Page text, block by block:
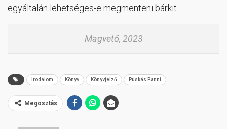
egyáltalán lehetséges-e megmenteni bárkit.
Magvető, 2023
Irodalom Könyv Könyvjelző Puskás Panni
Megosztás